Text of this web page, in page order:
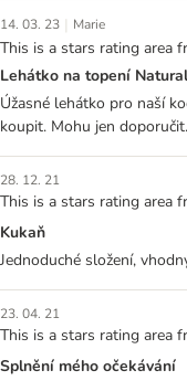
14. 03. 23 | Marie
This is a stars rating area
Lehátko na topení
Úžasné lehátko pro naší
koupit. Mohu jen doporučit.
28. 12. 21
This is a stars rating area
Kukaň
Jednoduché složení,
23. 04. 21
This is a stars rating area
Splnění mého očekávání